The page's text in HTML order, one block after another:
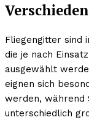
Fliegengitter sind
die je nach
ausgewählt
eignen sich
werden, während
unterschiedlich